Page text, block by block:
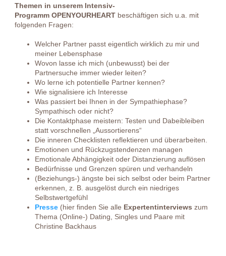
Themen in unserem Intensiv-
Programm OPENYOURHEART beschäftigen sich u.a. mit
folgenden Fragen:
Welcher Partner passt eigentlich wirklich zu mir und
meiner Lebensphase
Wovon lasse ich mich (unbewusst) bei der
Partnersuche immer wieder leiten?
Wo lerne ich potentielle Partner kennen?
Wie signalisiere ich Interesse
Was passiert bei Ihnen in der Sympathiephase?
Sympathisch oder nicht?
Die Kontaktphase meistern: Testen und Dabeibleiben
statt vorschnellen „Aussortierens“
Die inneren Checklisten reflektieren und überarbeiten.
Emotionen und Rückzugstendenzen managen
Emotionale Abhängigkeit oder Distanzierung auflösen
Bedürfnisse und Grenzen spüren und verhandeln
(Beziehungs-) ängste bei sich selbst oder beim Partner
erkennen, z. B. ausgelöst durch ein niedriges
Selbstwertgefühl
Presse (hier finden Sie alle Expertentinterviews zum
Thema (Online-) Dating, Singles und Paare mit
Christine Backhaus